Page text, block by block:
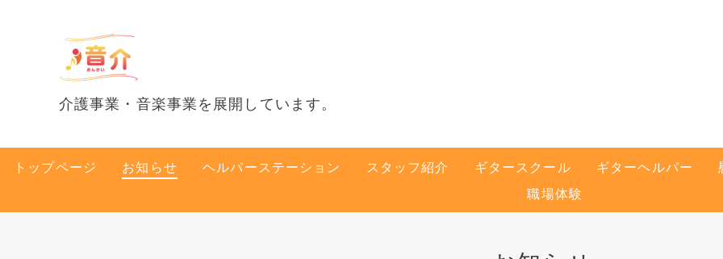
介護事業・音楽事業を展開しています。
トップページ お知らせ ヘルパーステーション スタッフ紹介 ギタースクール ギターヘルパー
職場体験